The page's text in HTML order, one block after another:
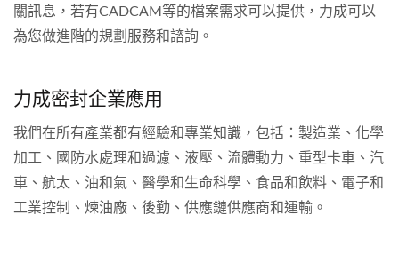
關訊息，若有CADCAM等的檔案需求可以提供，力成可以
為您做進階的規劃服務和諮詢。
力成密封企業應用
我們在所有產業都有經驗和專業知識，包括：製造業、化學
加工、國防水處理和過濾、液壓、流體動力、重型卡車、汽
車、航太、油和氣、醫學和生命科學、食品和飲料、電子和
工業控制、煉油廠、後勤、供應鏈供應商和運輸。